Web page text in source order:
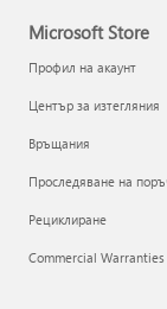
Microsoft Store
Профил на акаунт
Център за изтегляния
Връщания
Проследяване на
Рециклиране
Commercial Warranties